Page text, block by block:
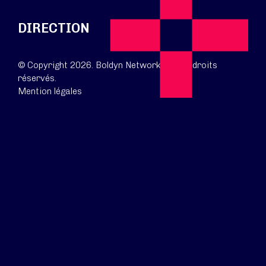
DIRECTION
© Copyright 2026. Boldyn Networks. Tous droits
réservés.
Mention légales